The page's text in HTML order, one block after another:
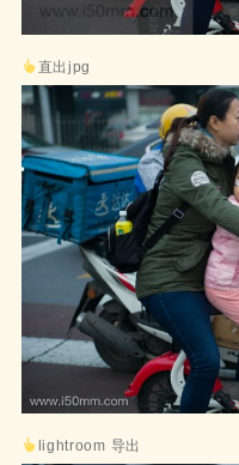
直出jpg
lightroom 导出